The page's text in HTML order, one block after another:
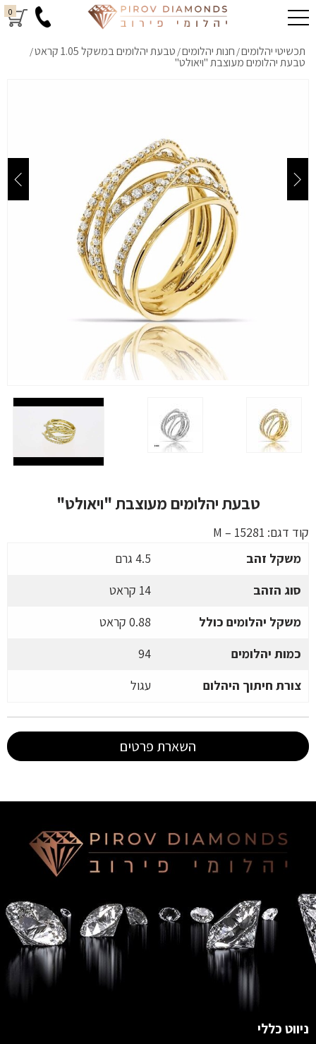
0
תכשיטי יהלומים/ חנות יהלומים/ טבעת יהלומים במשקל 1.05 קראט /
טבעת יהלומים מעוצבת "ויאולט"
טבעת יהלומים מעוצבת "ויאולט"
קוד דגם: M – 15281
משקל זהב
4.5 גרם
סוג הזהב
14 קראט
משקל יהלומים כולל
0.88 קראט
כמות יהלומים
94
צורת חיתוך היהלום
עגול
השארת פרטים
ניווט כללי